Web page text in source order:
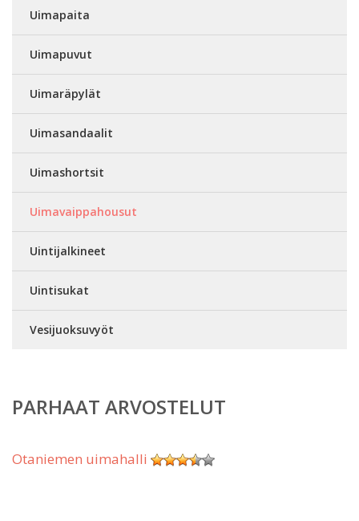
Uimapaita
Uimapuvut
Uimaräpylät
Uimasandaalit
Uimashortsit
Uimavaippahousut
Uintijalkineet
Uintisukat
Vesijuoksuvyöt
PARHAAT ARVOSTELUT
Otaniemen uimahalli